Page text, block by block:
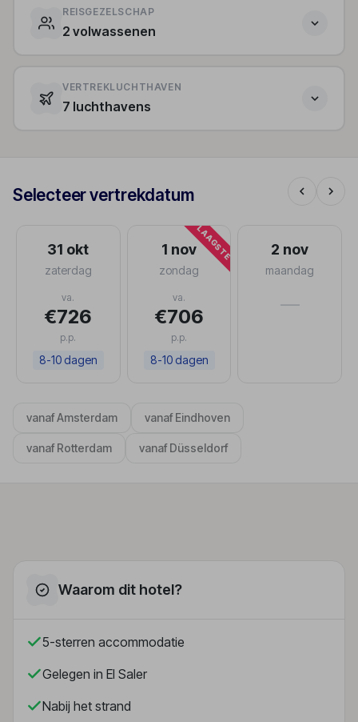
REISGEZELSCHAP
2 volwassenen
VERTREKLUCHTHAVEN
7 luchthavens
Selecteer vertrekdatum
31 okt
zaterdag
va.
€726
p.p.
8-10 dagen
LAAGSTE
1 nov
zondag
va.
€706
p.p.
8-10 dagen
2 nov
maandag
—
vanaf Amsterdam vanaf Eindhoven
vanaf Rotterdam vanaf Düsseldorf
Waarom dit hotel?
5-sterren accommodatie
Gelegen in El Saler
Nabij het strand